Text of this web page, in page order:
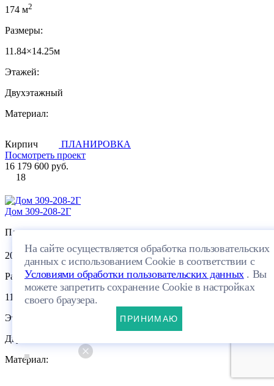
174 м2
Размеры:
11.84×14.25м
Этажей:
Двухэтажный
Материал:
Кирпич
ПЛАНИРОВКА
Посмотреть проект
16 179 600 руб.
18
Дом 309-208-2Г
Площадь:
208.5 м2
Размеры:
11.75×16.55м
Этажей:
Двухэтажный
Материал:
На сайте осуществляется обработка пользовательских
данных с использованием Cookie в соответствии с
Условиями обработки пользовательских данных. Вы
можете запретить сохранение Cookie в настройках
своего браузера.
ПРИНИМАЮ